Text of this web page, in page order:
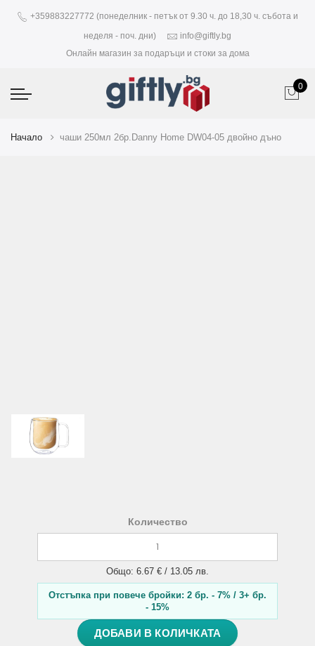
+359883227772 (понеделник - петък от 9.30 ч. до 18,30 ч. събота и
неделя - поч. дни)
info@giftly.bg
Онлайн магазин за подаръци и стоки за дома
0
Начало чаши 250мл 2бр.Danny Home DW04-05 двойно дъно
Количество
Общо: 6.67 € / 13.05 лв.
Отстъпка при повече бройки: 2 бр. - 7% / 3+ бр.
- 15%
ДОБАВИ В КОЛИЧКАТА